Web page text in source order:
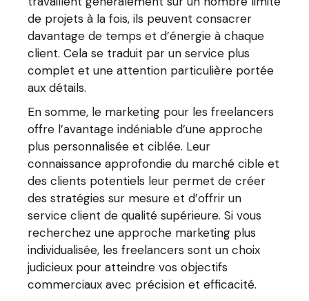
de projets à la fois, ils peuvent consacrer
davantage de temps et d’énergie à chaque
client. Cela se traduit par un service plus
complet et une attention particulière portée
aux détails.
En somme, le marketing pour les freelancers
offre l’avantage indéniable d’une approche
plus personnalisée et ciblée. Leur
connaissance approfondie du marché cible et
des clients potentiels leur permet de créer
des stratégies sur mesure et d’offrir un
service client de qualité supérieure. Si vous
recherchez une approche marketing plus
individualisée, les freelancers sont un choix
judicieux pour atteindre vos objectifs
commerciaux avec précision et efficacité.